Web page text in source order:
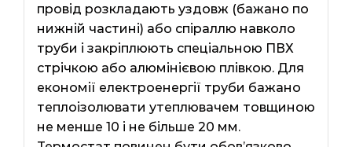
провід розкладають уздовж (бажано по
нижній частині) або спіраллю навколо
труби і закріплюють спеціальною ПВХ
стрічкою або алюмінієвою плівкою. Для
економії електроенергії труби бажано
теплоізолювати утеплювачем товщиною
не менше 10 і не більше 20 мм.